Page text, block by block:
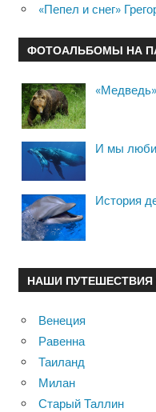
«Пепел и снег»
ФОТОАЛЬБОМЫ НА
«Медведь»
И мы
История
НАШИ ПУТЕШЕСТВИЯ
Венеция
Равенна
Таиланд
Милан
Старый Таллин